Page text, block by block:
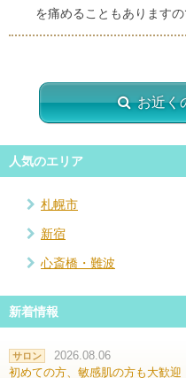
を痛めることもありますの
お近く
人気のエリア
札幌市
新宿
心斎橋・難波
新着情報
サロン
2026.08.06
初めての方、敏感肌の方も大歓